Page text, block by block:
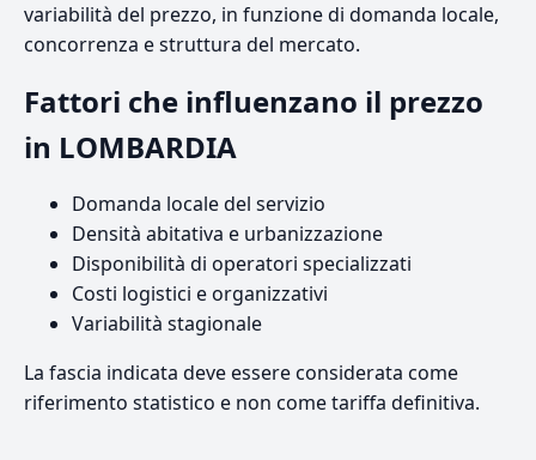
variabilità del prezzo, in funzione di domanda locale,
concorrenza e struttura del mercato.
Fattori che influenzano il prezzo
in LOMBARDIA
Domanda locale del servizio
Densità abitativa e urbanizzazione
Disponibilità di operatori specializzati
Costi logistici e organizzativi
Variabilità stagionale
La fascia indicata deve essere considerata come
riferimento statistico e non come tariffa definitiva.